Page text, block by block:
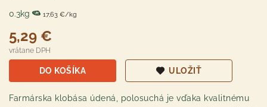
0.3kg 17,63 €/kg
5,29 €
vrátane DPH
DO KOŠÍKA ULOŽIŤ
Farmárska klobása údená, polosuchá je vďaka kvalitnému